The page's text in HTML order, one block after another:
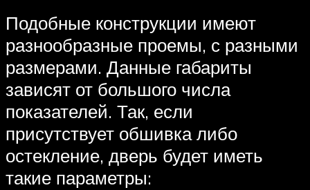
Подобные конструкции имеют
разнообразные проемы, с разными
размерами. Данные габариты
зависят от большого числа
показателей. Так, если
присутствует обшивка либо
остекление, дверь будет иметь
такие параметры: